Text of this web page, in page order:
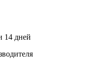
14 дней